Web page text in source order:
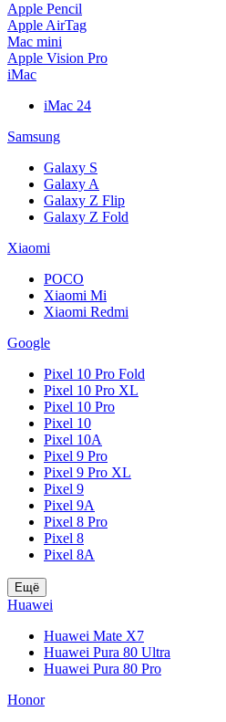
Apple Pencil
Apple AirTag
Mac mini
Apple Vision Pro
iMac
iMac 24
Samsung
Galaxy S
Galaxy A
Galaxy Z Flip
Galaxy Z Fold
Xiaomi
POCO
Xiaomi Mi
Xiaomi Redmi
Google
Pixel 10 Pro Fold
Pixel 10 Pro XL
Pixel 10 Pro
Pixel 10
Pixel 10A
Pixel 9 Pro
Pixel 9 Pro XL
Pixel 9
Pixel 9A
Pixel 8 Pro
Pixel 8
Pixel 8A
Ещё
Huawei
Huawei Mate X7
Huawei Pura 80 Ultra
Huawei Pura 80 Pro
Honor